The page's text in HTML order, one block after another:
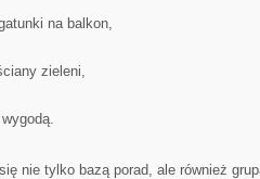
na balkon,
zieleni,
nie tylko bazą porad, ale również